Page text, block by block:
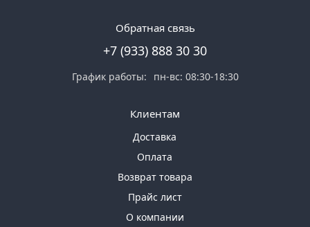
Обратная связь
+7 (933) 888 30 30
График работы: пн-вс: 08:30-18:30
Клиентам
Доставка
Оплата
Возврат товара
Прайс лист
О компании